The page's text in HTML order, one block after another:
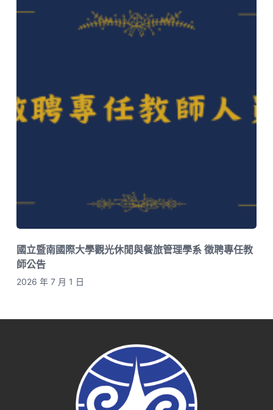
國立暨南國際大學觀光休閒與餐旅管理學系 徵聘專任教
師公告
2026 年 7 月 1 日